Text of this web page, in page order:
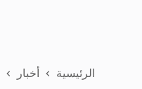
الرئيسية أخبار